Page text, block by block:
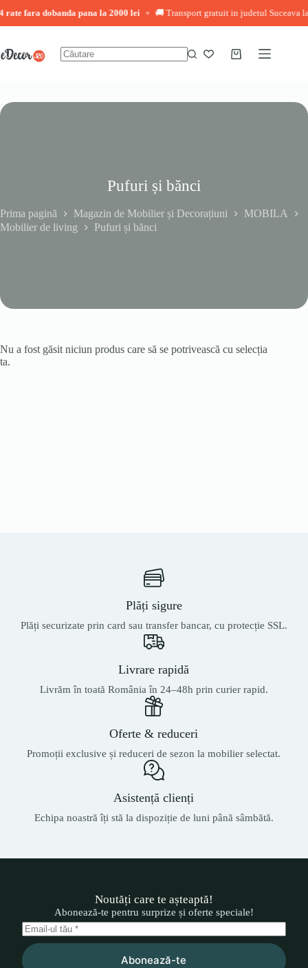
fara dobanda pana la 2000 lei 🚚 Transport gratuit in judetul Suceava la
conținut
Coș
Pufuri și bănci
Prima pagină Magazin de Mobilier și Decorațiuni
MOBILA
Mobilier de living
Pufuri și bănci
Nu a fost găsit niciun produs care să se potrivească cu selecția
ta.
Plăți sigure
Plăți securizate prin card sau transfer bancar, cu protecție SSL.
Livrare rapidă
Livrăm în toată România în 24–48h prin curier rapid.
Oferte & reduceri
Promoții exclusive și reduceri de sezon la mobilier selectat.
Asistență clienți
Echipa noastră îți stă la dispoziție de luni până sâmbătă.
Noutăți care te așteaptă!
Abonează-te pentru surprize și oferte speciale!
Abonează-te